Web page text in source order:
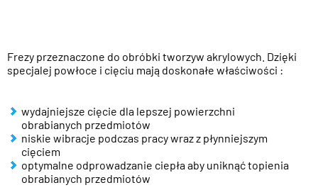
Frezy przeznaczone do obróbki tworzyw akrylowych. Dzięki
specjalej powłoce i cięciu mają doskonałe właściwości :
wydajniejsze cięcie dla lepszej powierzchni
obrabianych przedmiotów
niskie wibracje podczas pracy wraz z płynniejszym
cięciem
optymalne odprowadzanie ciepła aby uniknąć topienia
obrabianych przedmiotów